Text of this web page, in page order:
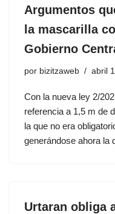
Argumentos
la mascarilla
Gobierno
por bizitzaweb abril
Con la nueva ley 2/
referencia a 1,5 m de
la que no era
generándose ahora la
Urtaran obliga